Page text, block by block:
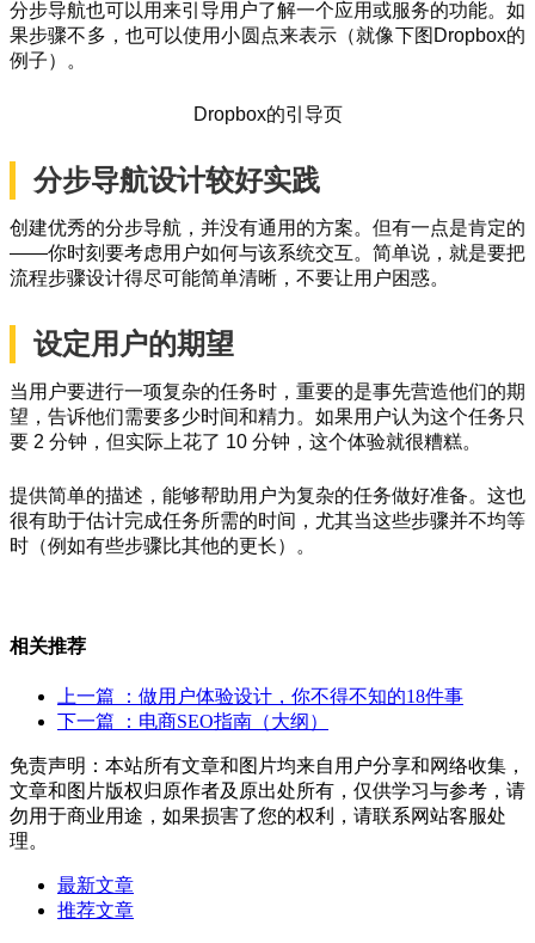
分步导航也可以用来引导用户了解一个应用或服务的功能。如
果步骤不多，也可以使用小圆点来表示（就像下图Dropbox的
例子）。
Dropbox的引导页
分步导航设计较好实践
创建优秀的分步导航，并没有通用的方案。但有一点是肯定的
——你时刻要考虑用户如何与该系统交互。简单说，就是要把
流程步骤设计得尽可能简单清晰，不要让用户困惑。
设定用户的期望
当用户要进行一项复杂的任务时，重要的是事先营造他们的期
望，告诉他们需要多少时间和精力。如果用户认为这个任务只
要 2 分钟，但实际上花了 10 分钟，这个体验就很糟糕。
提供简单的描述，能够帮助用户为复杂的任务做好准备。这也
很有助于估计完成任务所需的时间，尤其当这些步骤并不均等
时（例如有些步骤比其他的更长）。
相关推荐
上一篇
：做用户体验设计，你不得不知的18件事
下一篇
：电商SEO指南（大纲）
免责声明：本站所有文章和图片均来自用户分享和网络收集，
文章和图片版权归原作者及原出处所有，仅供学习与参考，请
勿用于商业用途，如果损害了您的权利，请联系网站客服处
理。
最新文章
推荐文章